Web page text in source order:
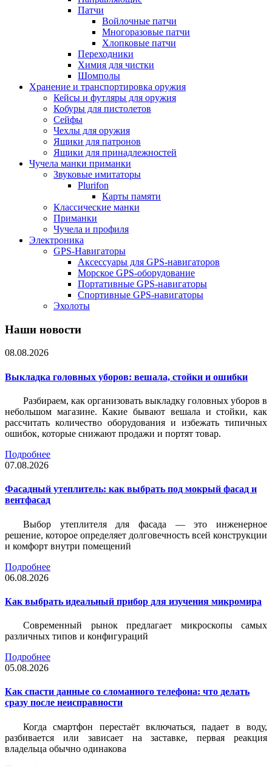
Патчи
Войлочные патчи
Многоразовые патчи
Хлопковые патчи
Переходники
Химия для чистки
Шомполы
Хранение и транспортировка оружия
Кейсы и футляры для оружия
Кобуры для пистолетов
Сейфы
Чехлы для оружия
Ящики для патронов
Ящики для принадлежностей
Чучела манки приманки
Звуковые имитаторы
Plurifon
Карты памяти
Классические манки
Приманки
Чучела и профиля
Электроника
GPS-Навигаторы
Аксессуары для GPS-навигаторов
Морское GPS-оборудование
Портативные GPS-навигаторы
Спортивные GPS-навигаторы
Эхолоты
Наши новости
08.08.2026
Выкладка головных уборов: вешала, стойки и ошибки
Разбираем, как организовать выкладку головных уборов в
небольшом магазине. Какие бывают вешала и стойки, как
рассчитать количество оборудования и избежать типичных
ошибок, которые снижают продажи и портят товар.
Подробнее
07.08.2026
Фасадный утеплитель: как выбрать под мокрый фасад и
вентфасад
Выбор утеплителя для фасада — это инженерное
решение, которое определяет долговечность всей конструкции
и комфорт внутри помещений
Подробнее
06.08.2026
Как выбрать идеальный прибор для изучения микромира
Современный рынок предлагает микроскопы самых
различных типов и конфигураций
Подробнее
05.08.2026
Как спасти данные со сломанного телефона: что делать
сразу после неисправности
Когда смартфон перестаёт включаться, падает в воду,
разбивается или зависает на заставке, первая реакция
владельца обычно одинакова